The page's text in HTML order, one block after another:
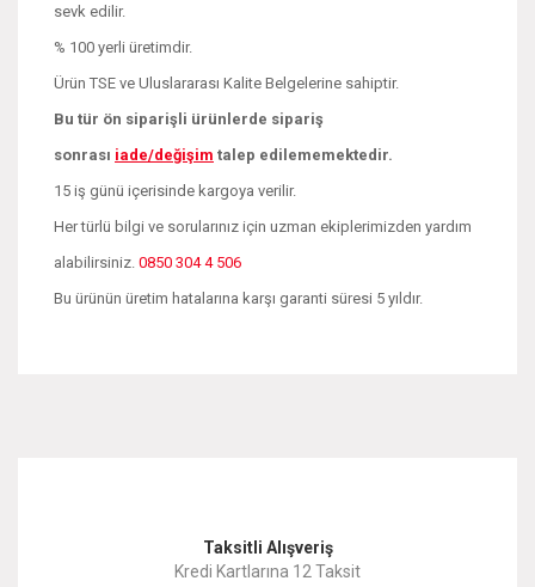
sevk edilir.
% 100 yerli üretimdir.
Ürün TSE ve Uluslararası Kalite Belgelerine sahiptir.
Bu tür ön siparişli ürünlerde sipariş
sonrası iade/değişim talep edilememektedir.
15 iş günü içerisinde kargoya verilir.
Her türlü bilgi ve sorularınız için uzman ekiplerimizden yardım
alabilirsiniz. 0850 304 4 506
Bu ürünün üretim hatalarına karşı garanti süresi 5 yıldır.
Ürün resmi kalitesiz, bozuk veya görüntülenemiyor.
Taksitli Alışveriş
Kredi Kartlarına 12 Taksit